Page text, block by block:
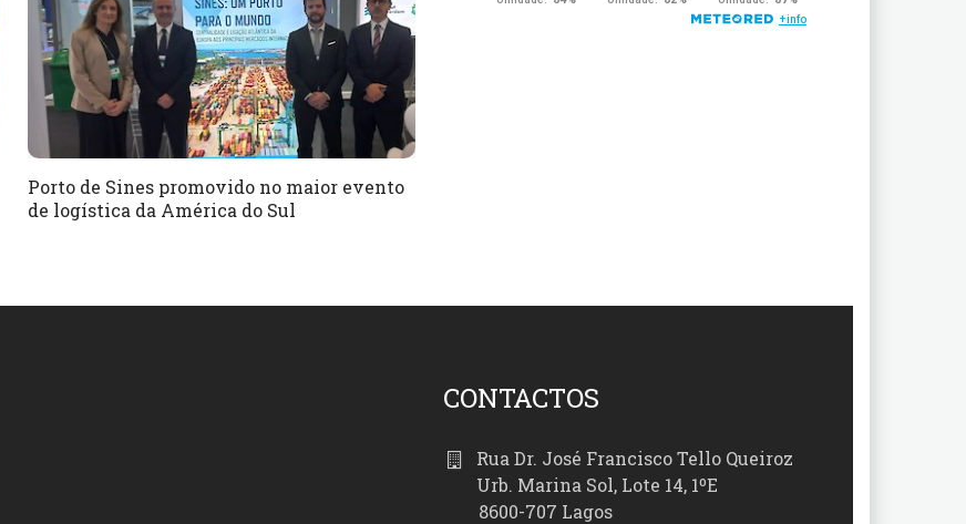
Porto de Sines promovido no maior evento
de logística da América do Sul
CONTACTOS
Rua Dr. José Francisco Tello Queiroz
Urb. Marina Sol, Lote 14, 1ºE
8600-707 Lagos